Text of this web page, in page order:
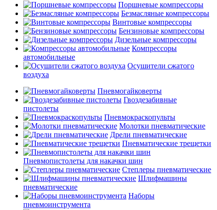
Поршневые компрессоры
Безмасляные компрессоры
Винтовые компрессоры
Бензиновые компрессоры
Дизельные компрессоры
Компрессоры
автомобильные
Осушители сжатого
воздуха
Пневмогайковерты
Гвоздезабивные
пистолеты
Пневмокраскопульты
Молотки пневматические
Дрели пневматические
Пневматические трещетки
Пневмопистолеты для накачки шин
Степлеры пневматические
Шлифмашины
пневматические
Наборы
пневмоинструмента